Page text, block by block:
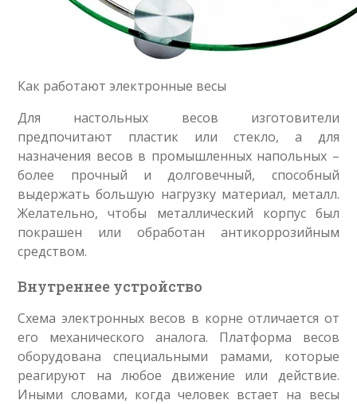
Как работают электронные весы
Для настольных весов изготовители
предпочитают пластик или стекло, а для
назначения весов в промышленных напольных –
более прочный и долговечный, способный
выдержать большую нагрузку материал, металл.
Желательно, чтобы металлический корпус был
покрашен или обработан антикоррозийным
средством.
Внутреннее устройство
Схема электронных весов в корне отличается от
его механического аналога. Платформа весов
оборудована специальными рамами, которые
реагируют на любое движение или действие.
Иными словами, когда человек встает на весы